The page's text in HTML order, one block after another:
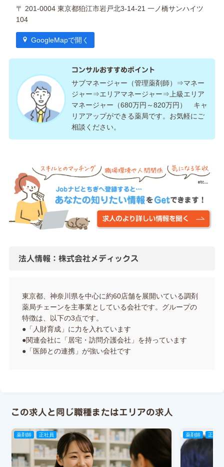
〒 201-0004 東京都狛江市岩戸北3-14-21 一ノ橋サンハイツ
104
GoogleMapで開く
コンサルおすすめポイント
サブマネージャー（管理薬剤師）⇒マネー
ジャー⇒エリアマネージャー⇒上級エリア
マネージャー（680万円～820万円） キャ
リアアップができる薬局です。お気軽にご
相談ください。
法人情報：株式会社メディックス
東京都、神奈川県を中心に約60店舗を展開いている調剤
薬局チェーンを主事業としている会社です。グループの
特徴は、以下の3点です。
●「人財育成」に力を入れています
●関連会社に「居宅・訪問介護会社」を持っています
●「医師との連携」が強い会社です
この求人と同じ職種またはエリアの求人
薬剤師 正社員 薬剤師 正社員